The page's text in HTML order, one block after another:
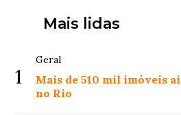
Mais lidas
1
Geral
Mais de 510 mil imóveis
no Rio